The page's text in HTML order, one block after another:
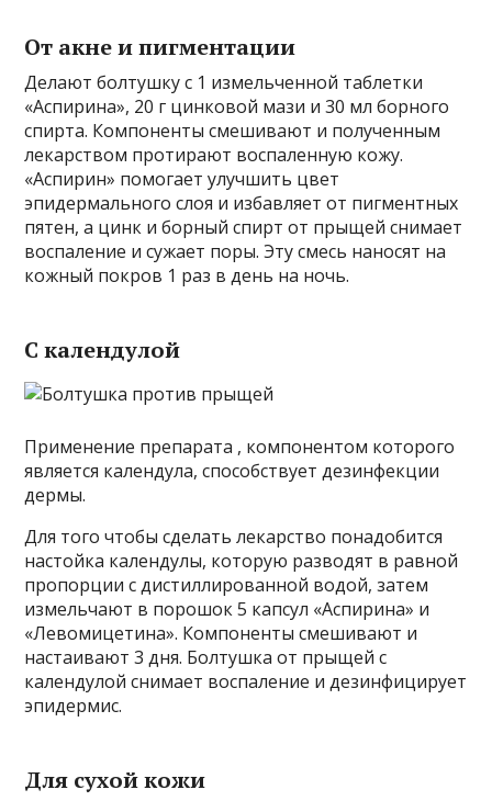
От акне и пигментации
Делают болтушку с 1 измельченной таблетки
«Аспирина», 20 г цинковой мази и 30 мл борного
спирта. Компоненты смешивают и полученным
лекарством протирают воспаленную кожу.
«Аспирин» помогает улучшить цвет
эпидермального слоя и избавляет от пигментных
пятен, а цинк и борный спирт от прыщей снимает
воспаление и сужает поры. Эту смесь наносят на
кожный покров 1 раз в день на ночь.
С календулой
Применение препарата , компонентом которого
является календула, способствует дезинфекции
дермы.
Для того чтобы сделать лекарство понадобится
настойка календулы, которую разводят в равной
пропорции с дистиллированной водой, затем
измельчают в порошок 5 капсул «Аспирина» и
«Левомицетина». Компоненты смешивают и
настаивают 3 дня. Болтушка от прыщей с
календулой снимает воспаление и дезинфицирует
эпидермис.
Для сухой кожи